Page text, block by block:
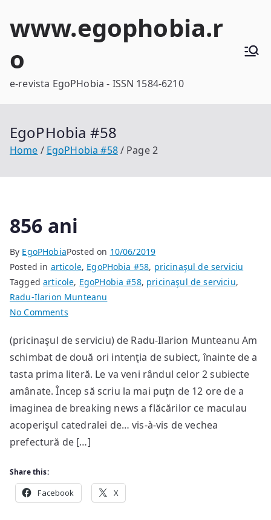
www.egophobia.r
o
e-revista EgoPHobia - ISSN 1584-6210
EgoPHobia #58
Home EgoPHobia #58 Page 2
856 ani
By EgoPHobiaPosted on 10/06/2019
Posted in articole, EgoPHobia #58, pricinaşul de serviciu
Taggedarticole, EgoPHobia #58, pricinaşul de serviciu,
Radu-Ilarion Munteanu
No Commentson
ani
(pricinaşul de serviciu) de Radu-Ilarion Munteanu Am
schimbat de două ori intenţia de subiect, înainte de a
tasta prima literă. Le va veni rândul celor 2 subiecte
amânate. Încep să scriu la mai puţn de 12 ore de a
imaginea de breaking news a flăcărilor ce maculau
acoperişul catedralei de… vis-à-vis de vechea
prefectură de […]
Share this:
Facebook X